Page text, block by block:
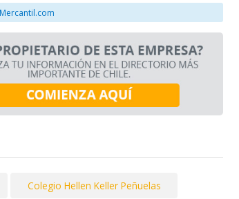
Colegio Hellen Keller Peñuelas